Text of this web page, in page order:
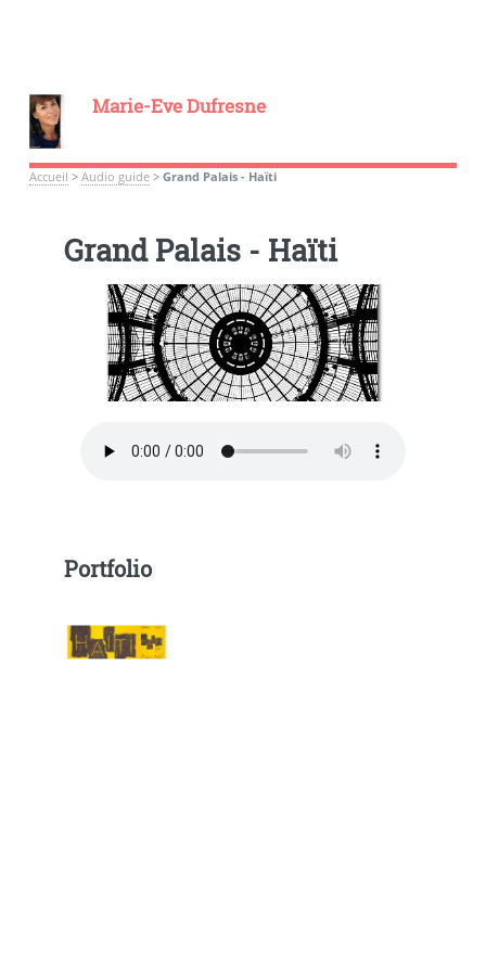
Marie-Eve Dufresne
Accueil > Audio guide> Grand Palais - Haïti
Grand Palais - Haïti
Portfolio